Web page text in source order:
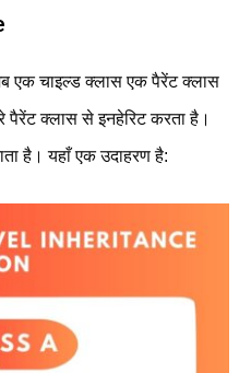
एक चाइल्ड क्लास एक पैरेंट क्लास
पैरेंट क्लास से इनहेरिट करता है।
है। यहाँ एक उदाहरण है: